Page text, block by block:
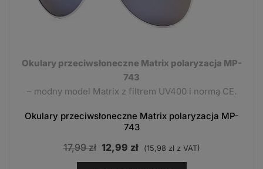
Okulary przeciwsłoneczne Matrix polaryzacja MP-
743
– modny model Matrix z filtrem UV400 i normą CE.
Okulary przeciwsłoneczne Matrix polaryzacja MP-
743
17,99zł Pierwotna
cena
12,99 zł Aktualna
cena
(15,98 złz VAT)